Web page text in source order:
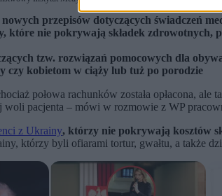
przepisów dotyczących świadczeń
które nie pokrywają składek zdrowotnych,
tzw. rozwiązań pomocowych dla
czy kobietom w ciąży lub tuż po porodzie
połowa rachunków została opłacona, ale
woli pacjenta – mówi w rozmowie z WP
z Ukrainy, którzy nie pokrywają kosztów
którzy byli ofiarami tortur, gwałtu, a także